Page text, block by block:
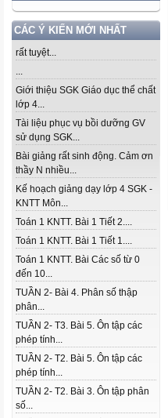
CÁC Ý KIẾN MỚI NHẤT
rất tuyệt...
...
Giới thiệu SGK Giáo dục thể chất
lớp 4...
Tài liệu phục vụ bồi dưỡng GV
sử dụng SGK...
Bài giảng rất sinh động. Cảm ơn
thầy N nhiều...
Kế hoạch giảng dạy lớp 4 SGK -
KNTT Môn...
Toán 1 KNTT. Bài 1 Tiết 2....
Toán 1 KNTT. Bài 1 Tiết 1....
Toán 1 KNTT. Bài Các số từ 0
đến 10...
TUẦN 2- Bài 4. Phân số thập
phân...
TUẦN 2- T3. Bài 5. Ôn tập các
phép tính...
TUẦN 2- T2. Bài 5. Ôn tập các
phép tính...
TUẦN 2- T2. Bài 3. Ôn tập phân
số...